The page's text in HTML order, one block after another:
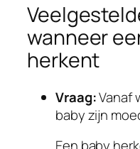
wanneer
herkent
Vraag:Vanaf
baby zijn